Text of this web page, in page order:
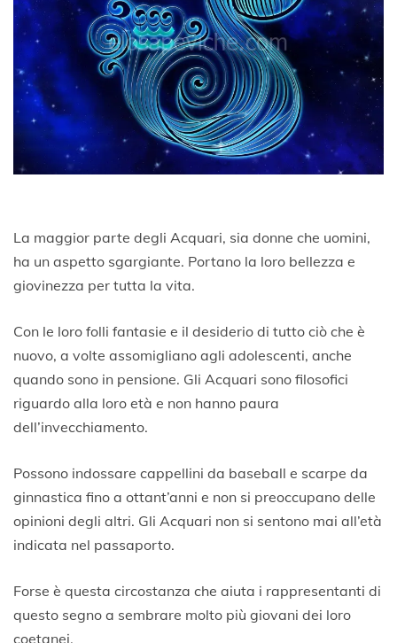
La maggior parte degli Acquari, sia donne che uomini,
ha un aspetto sgargiante. Portano la loro bellezza e
giovinezza per tutta la vita.
Con le loro folli fantasie e il desiderio di tutto ciò che è
nuovo, a volte assomigliano agli adolescenti, anche
quando sono in pensione. Gli Acquari sono filosofici
riguardo alla loro età e non hanno paura
dell’invecchiamento.
Possono indossare cappellini da baseball e scarpe da
ginnastica fino a ottant’anni e non si preoccupano delle
opinioni degli altri. Gli Acquari non si sentono mai all’età
indicata nel passaporto.
Forse è questa circostanza che aiuta i rappresentanti di
questo segno a sembrare molto più giovani dei loro
coetanei.